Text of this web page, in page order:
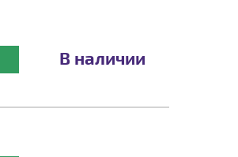
В наличии